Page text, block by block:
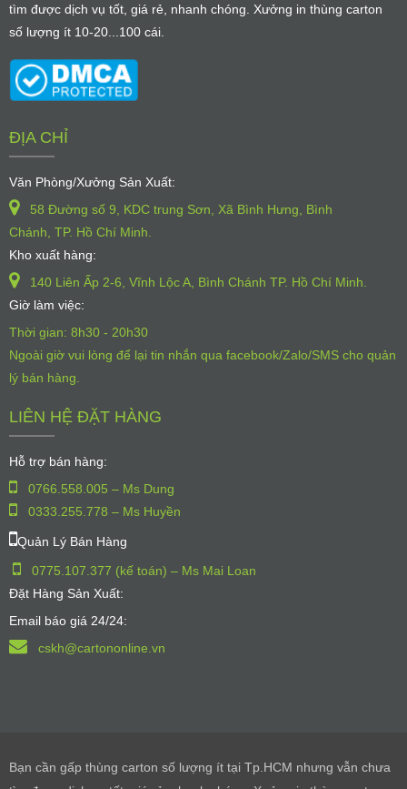
tìm được dịch vụ tốt, giá rẻ, nhanh chóng. Xưởng in thùng carton
số lượng ít 10-20...100 cái.
ĐỊA CHỈ
Văn Phòng/Xưởng Sản Xuất:
58 Đường số 9, KDC trung Sơn, Xã Bình Hưng, Bình
Chánh, TP. Hồ Chí Minh.
Kho xuất hàng:
140 Liên Ấp 2-6, Vĩnh Lộc A, Bình Chánh TP. Hồ Chí Minh.
Giờ làm việc:
Thời gian: 8h30 - 20h30
Ngoài giờ vui lòng để lại tin nhắn qua facebook/Zalo/SMS cho quản
lý bán hàng.
LIÊN HỆ ĐẶT HÀNG
Hỗ trợ bán hàng:
0766.558.005 – Ms Dung
0333.255.778 – Ms Huyền
Quản Lý Bán Hàng
0775.107.377 (kế toán) – Ms Mai Loan
Đặt Hàng Sản Xuất:
Email báo giá 24/24:
cskh@cartononline.vn
Bạn cần gấp thùng carton số lượng ít tại Tp.HCM nhưng vẫn chưa